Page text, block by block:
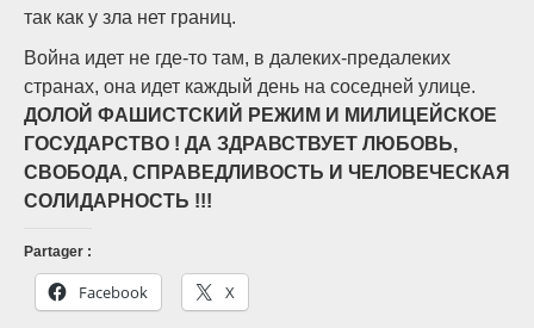
так как у зла нет границ.
Война идет не где-то там, в далеких-предалеких
странах, она идет каждый день на соседней улице.
ДОЛОЙ ФАШИСТСКИЙ РЕЖИМ И МИЛИЦЕЙСКОЕ
ГОСУДАРСТВО ! ДА ЗДРАВСТВУЕТ ЛЮБОВЬ,
СВОБОДА, СПРАВЕДЛИВОСТЬ И ЧЕЛОВЕЧЕСКАЯ
СОЛИДАРНОСТЬ !!!
Partager :
Facebook X